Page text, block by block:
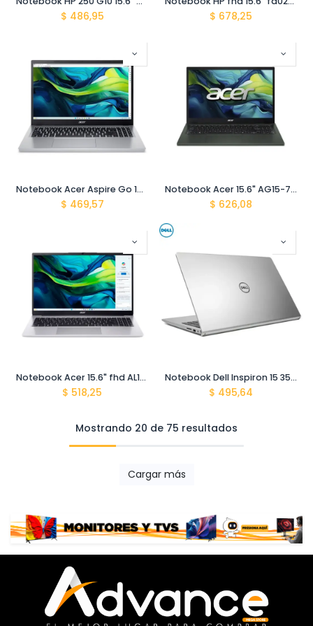
$ 486,95 $ 678,25
Notebook Acer Aspire Go 15.6" fhd NX.J8XAL.001 AG15-32P-3096 core i3 N355 ddr5 16gb/512gb SSD Linux
$ 469,57
Notebook Acer 15.6" AG15-71P-5146-ES core i5-13420H ddr5 16GB ddr5 512GB ssd Linux NX.JL9AL.003 mist green
$ 626,08
Notebook Acer 15.6" fhd AL15-41P-R27P Ryzen 7-5700u ddr4 16GB/512GB SSD NX.J98AL.003 Silver os
$ 518,25
Notebook Dell Inspiron 15 3530 15.6" fhd Core-i5 1334u 8gb ram 512gb ssd M.2 DDr4 3200 Silver
$ 495,64
Mostrando 20 de 75 resultados
Cargar más